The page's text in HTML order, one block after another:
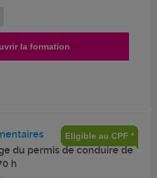
la formation
du permis de conduire de
h
Eligible au CPF *